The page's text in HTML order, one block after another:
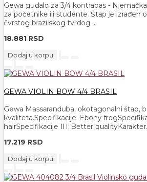
Gewa gudalo za 3/4 kontrabas -
za početnike ili studente. Štap je izrađen
čvrstog brazilskog tvrdog ..
18.881 RSD
Dodaj u korpu
GEWA VIOLIN BOW 4/4 BRASIL
Gewa Massaranduba, okotagonalni štap,
kvaliteta.Specifikacije: Ebony
hairSpecifikacije III: Better
17.219 RSD
Dodaj u korpu